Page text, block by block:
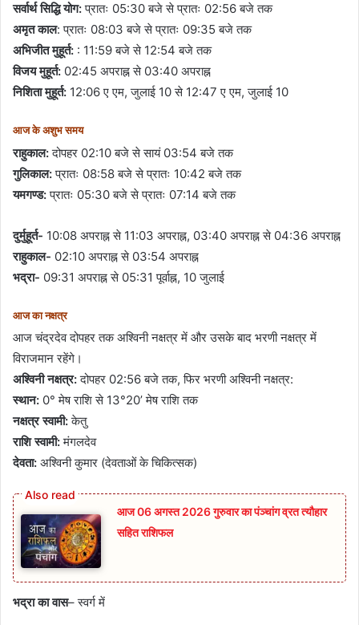
सर्वार्थ सिद्धि योग:प्रातः 05:30 बजे से प्रातः 02:56 बजे तक
अमृत ​​काल: प्रातः 08:03 बजे से प्रातः 09:35 बजे तक
अभिजीत मुहूर्त: : 11:59 बजे से 12:54 बजे तक
विजय मुहूर्त: 02:45 अपराह्न से 03:40 अपराह्न
निशिता मुहूर्त: 12:06 ए एम, जुलाई 10 से 12:47 ए एम, जुलाई 10
आज के अशुभ समय
राहुकाल:दोपहर 02:10 बजे से सायं 03:54 बजे तक
गुलिकाल:प्रातः 08:58 बजे से प्रातः 10:42 बजे तक
यमगण्ड:प्रातः 05:30 बजे से प्रातः 07:14 बजे तक
दुर्मुहूर्त- 10:08 अपराह्न से 11:03 अपराह्न, 03:40 अपराह्न से 04:36 अपराह्न
राहुकाल- 02:10 अपराह्न से 03:54 अपराह्न
भद्रा- 09:31 अपराह्न से 05:31 पूर्वाह्न, 10 जुलाई
आज का नक्षत्र
आज चंद्रदेव दोपहर तक अश्विनी नक्षत्र में और उसके बाद भरणी नक्षत्र में
विराजमान रहेंगे।
अश्विनी नक्षत्र:दोपहर 02:56 बजे तक, फिर भरणी अश्विनी नक्षत्र:
स्थान: 0° मेष राशि से 13°20’ मेष राशि तक
नक्षत्र स्वामी:केतु
राशि स्वामी:मंगलदेव
देवता: अश्विनी कुमार (देवताओं के चिकित्सक)
आज 06 अगस्त 2026 गुरुवार का पंञ्चांग व्रत त्यौहार
सहित राशिफल
भद्रा का वास– स्वर्ग में